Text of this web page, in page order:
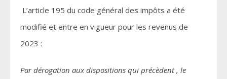
L’article 195 du code général des impôts a été
modifié et entre en vigueur pour les revenus de
2023 :
Par dérogation aux dispositions qui précèdent , le